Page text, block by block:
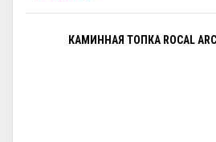
КАМИННАЯ ТОПКА ROCAL ARC